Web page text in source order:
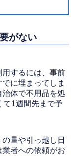
がない
するには、事前
に埋まってしま
治体で不用品を処
て1週間先まで予
量や引っ越し日
者への依頼がお